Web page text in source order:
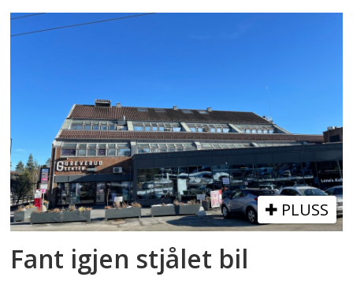
PLUSS
Fant igjen stjålet bil